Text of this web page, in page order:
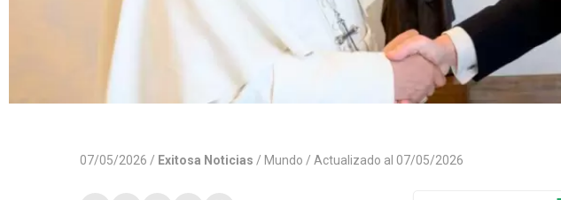
07/05/2026 / Exitosa Noticias / Mundo / Actualizado al 07/05/2026